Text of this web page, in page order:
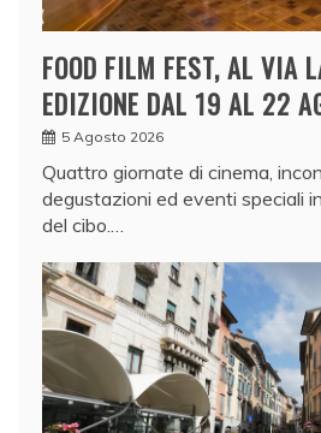
FOOD FILM FEST, AL VIA
EDIZIONE DAL 19 AL 22
5 Agosto 2026
Quattro giornate di cinema,
degustazioni ed eventi speciali
del cibo.…